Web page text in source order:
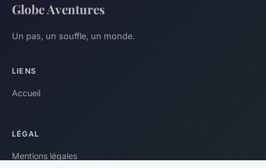
Globe Aventures
Un pas, un souffle, un monde.
LIENS
Accueil
LÉGAL
Mentions légales